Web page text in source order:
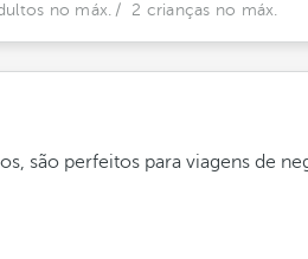
no máx. / 2 crianças no máx.
são perfeitos para viagens de